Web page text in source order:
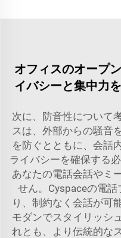
オフィスのオープ
イバシーと集中力
次に、防音性について
スは、外部からの騒音
を防ぐとともに、会話
ライバシーを確保する
あなたの電話会話やミ
せん。Cyspaceの電
り、制約なく会話が可
モダンでスタイリッシ
れとも、より伝統的な